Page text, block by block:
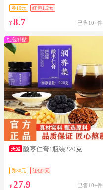
券10元 红包1.2元
¥ 8.7 已售10+件
红包补贴
酸枣仁膏1瓶装220克
券30元 红包2元
¥ 27.9 已售10+件